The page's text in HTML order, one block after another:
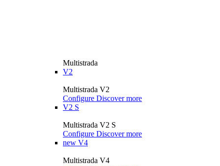
Multistrada
V2
Multistrada V2
Configure Discover more
V2 S
Multistrada V2 S
Configure Discover more
new V4
Multistrada V4